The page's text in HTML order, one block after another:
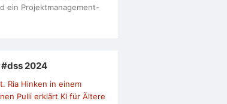
ein Projektmanagement-
2024